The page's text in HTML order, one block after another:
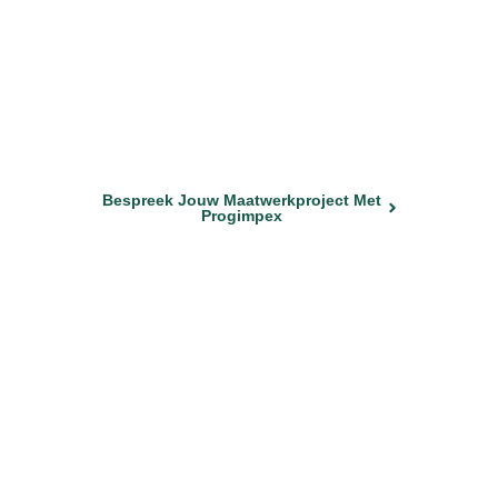
Bespreek Jouw Maatwerkproject Met
Progimpex